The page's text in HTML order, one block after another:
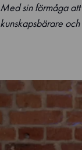
Med sin förmåga
kunskapsbärare